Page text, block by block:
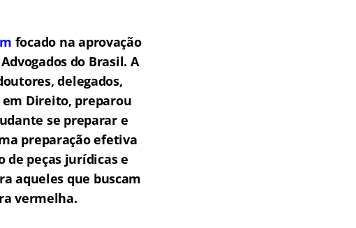
focado na aprovação
do Brasil. A
delegados,
Direito, preparou
se preparar e
preparação efetiva
de peças jurídicas e
aqueles que buscam
vermelha.